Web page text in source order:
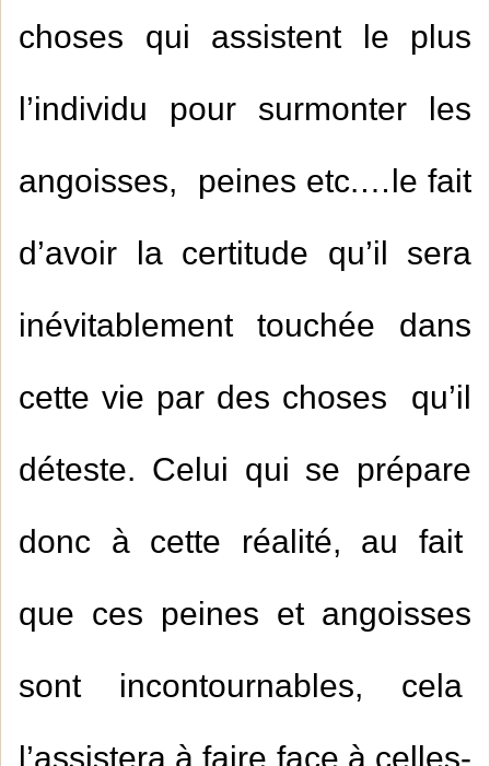
choses qui assistent le plus
l’individu pour surmonter les
angoisses, peines etc.…le fait
d’avoir la certitude qu’il sera
inévitablement touchée dans
cette vie par des choses qu’il
déteste. Celui qui se prépare
donc à cette réalité, au fait
que ces peines et angoisses
sont incontournables, cela